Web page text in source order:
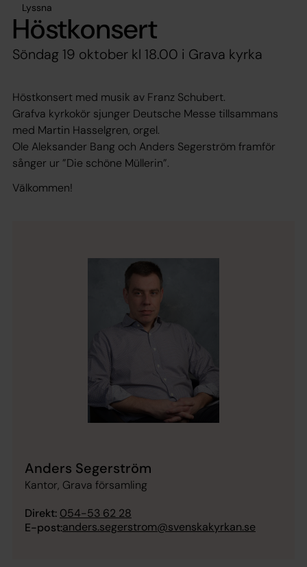
Lyssna
Höstkonsert
Söndag 19 oktober kl 18.00 i Grava kyrka
Höstkonsert med musik av Franz Schubert.
Grafva kyrkokör sjunger Deutsche Messe tillsammans
med Martin Hasselgren, orgel.
Ole Aleksander Bang och Anders Segerström framför
sånger ur ”Die schöne Müllerin”.
Välkommen!
Anders Segerström
Kantor, Grava församling
Direkt: 054-53 62 28
E-post:anders.segerstrom@svenskakyrkan.se